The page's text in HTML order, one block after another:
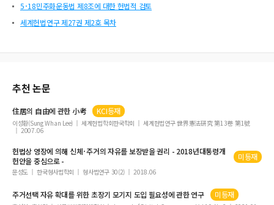
5･18민주화운동법 제8조에 대한 헌법적 검토
세계헌법연구 제27권 제2호 목차
추천 논문
住居의 自由에 관한 小考 KCI등재
이성환(Sung Whan Lee) 세계헌법학회한국학회
세계헌법연구 世界憲法硏究 第13卷 第1號
2007.06
헌법상 영장에 의해 신체･주거의자유를 보장받을 권리 - 2018년대통령개
헌안을 중심으로 -
미등재
문성도 한국형사법학회 형사법연구 30(2) 2018.06
주거선택자유확대를 위한 초장기 모기지 도입 필요성에 관한 연구 미등재